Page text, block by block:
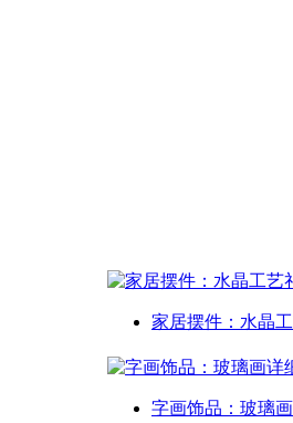
家居摆件：水晶
字画饰品：玻璃